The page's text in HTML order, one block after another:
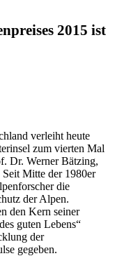
2015 ist
verleiht heute
zum vierten Mal
Dr. Werner Bätzing,
Mitte der 1980er
die
der Alpen.
den Kern seiner
guten Lebens“
der
gegeben.